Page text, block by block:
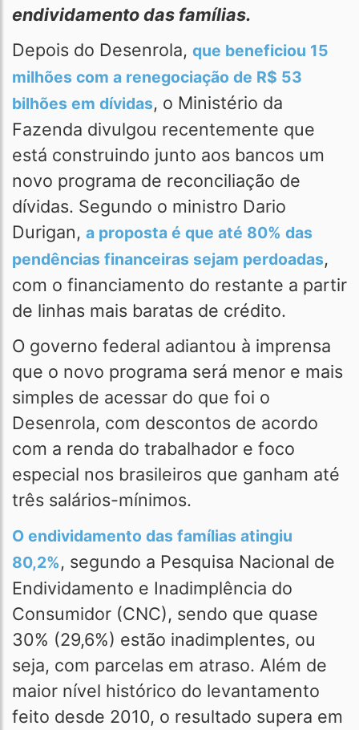
endividamento das famílias.
Depois do Desenrola, que beneficiou 15
milhões com a renegociação de R$ 53
bilhões em dívidas, o Ministério da
Fazenda divulgou recentemente que
está construindo junto aos bancos um
novo programa de reconciliação de
dívidas. Segundo o ministro Dario
Durigan, a proposta é que até 80% das
pendências financeiras sejam perdoadas,
com o financiamento do restante a partir
de linhas mais baratas de crédito.
O governo federal adiantou à imprensa
que o novo programa será menor e mais
simples de acessar do que foi o
Desenrola, com descontos de acordo
com a renda do trabalhador e foco
especial nos brasileiros que ganham até
três salários-mínimos.
O endividamento das famílias atingiu
80,2%, segundo a Pesquisa Nacional de
Endividamento e Inadimplência do
Consumidor (CNC), sendo que quase
30% (29,6%) estão inadimplentes, ou
seja, com parcelas em atraso. Além de
maior nível histórico do levantamento
feito desde 2010, o resultado supera em